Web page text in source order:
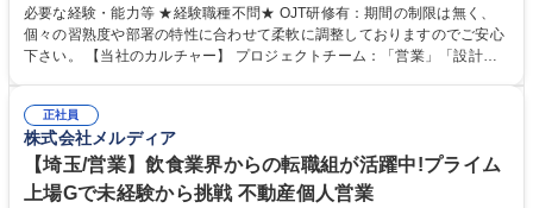
や法令確認（近接環境、建築基準法、都市計画法など） ■住宅のコンセプ
ト設定～プランニング ■デザイン設定（内観・外観・外構） ■申請業務
（建築確認など） ★型がなく、お客様を想像し、その土地にあった企画・
0万目指せる
必要な経験・能力等 ★経験職種不問★ OJT研修有：期間の制限は無く、
個々の習熟度や部署の特性に合わせて柔軟に調整しておりますのでご安心
下さい。 【当社のカルチャー】 プロジェクトチーム：「営業」「設計」
ぞれの目線から意見をぶつけ合うことで、それぞれの業種の経験だけでは
身につかない、幅広い知識とスキルを身につけることができます。 学歴・
資格 学歴：大学院 大学 高専 短大 専修学校 高校 語学力： 資格：第一種運
転免許普通自動車
正社員
株式会社メルディア
【埼玉/営業】飲食業界からの転職組が活躍中!プライム
上場Gで未経験から挑戦 不動産個人営業